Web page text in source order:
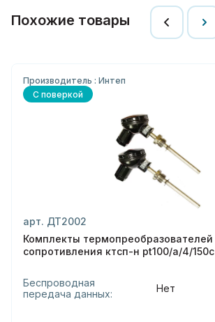
Похожие товары
Производитель : Интеп
С поверкой
арт. ДТ2002
Комплекты термопреобразователей
сопротивления ктсп-н pt100/а/4/150с
Беспроводная
передача данных:
Нет